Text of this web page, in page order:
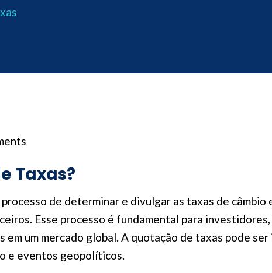
Taxas?
de determinar e divulgar as taxas de
Esse processo é fundamental para
em um mercado global. A quotação de taxas pode
e eventos geopolíticos.